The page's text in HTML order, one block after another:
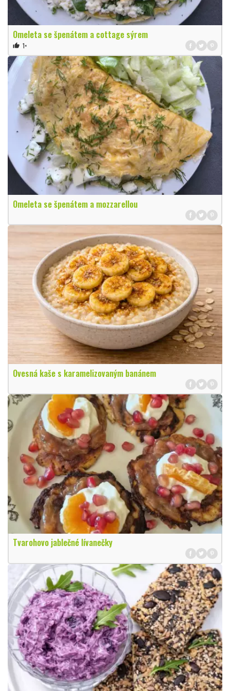
Omeleta se špenátem a cottage sýrem
thumb_up 1×
Omeleta se špenátem a mozzarellou
Ovesná kaše s karamelizovaným banánem
Tvarohovo jablečné lívanečky